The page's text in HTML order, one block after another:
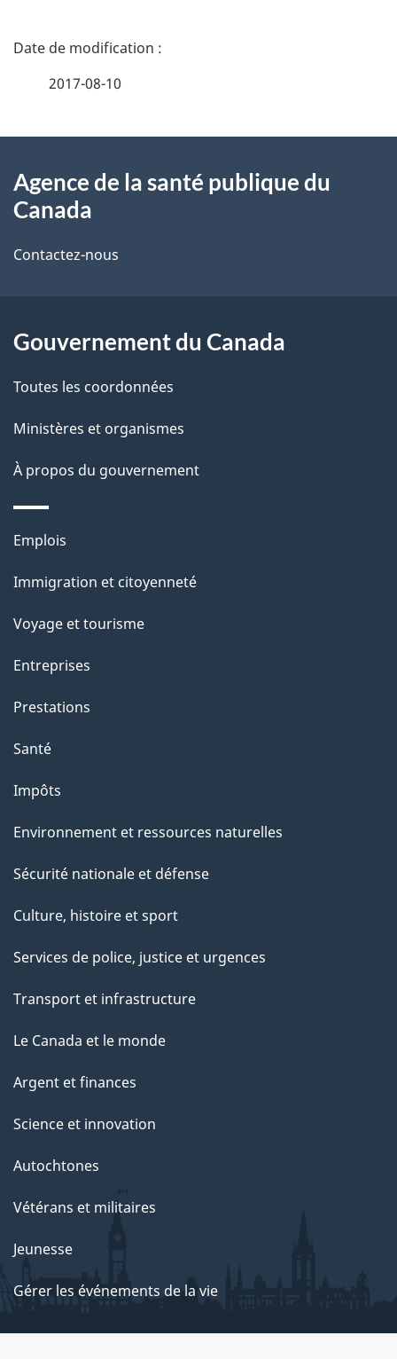
D
i
s
e
l
a
p
a
g
e
2017-08-10
propos
de
ce
Agence de la santé publique du
Canada
Contactez-nous
Gouvernement du Canada
Toutes les coordonnées
Ministères et organismes
À propos du gouvernement
Thèmes
sujets
Emplois
Immigration et citoyenneté
Voyage et tourisme
Entreprises
Prestations
Santé
Impôts
Environnement et ressources naturelles
Sécurité nationale et défense
Culture, histoire et sport
Services de police, justice et urgences
Transport et infrastructure
Le Canada et le monde
Argent et finances
Science et innovation
Autochtones
Vétérans et militaires
Jeunesse
Gérer les événements de la vie